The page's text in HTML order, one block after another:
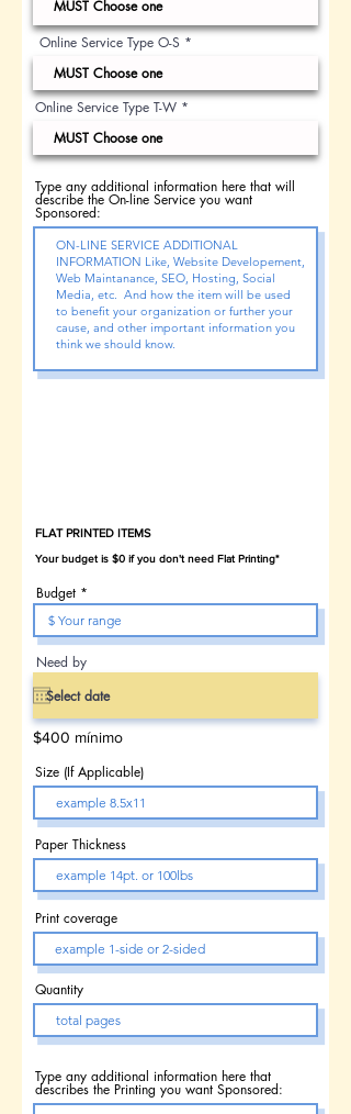
Online Service Type O-S
Online Service Type T-W
Type any additional information here that will
describe the On-line Service you want
Sponsored:
FLAT PRINTED ITEMS
Budget
Need by
$400 mínimo
Size (If Applicable)
Paper Thickness
Print coverage
Quantity
Type any additional information here that
describes the Printing you want Sponsored: